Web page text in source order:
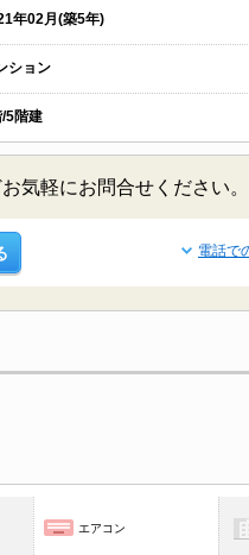
年02月(築5年)
ション
5階建
気軽にお問合せください。
電話で
エアコン